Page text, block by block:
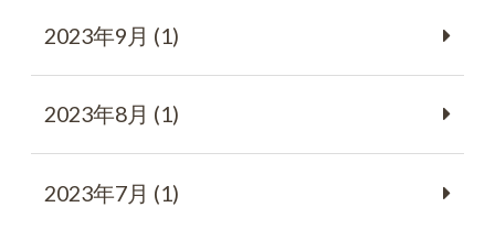
2023年9月 (1)
2023年8月 (1)
2023年7月 (1)